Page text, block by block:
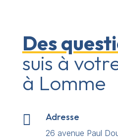
Des
suis à
à Lomme
 Adresse
26 avenue Paul